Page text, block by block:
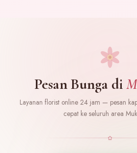
Pesan Bunga di
Layanan florist online 24 jam — pesan
cepat ke seluruh area
✿